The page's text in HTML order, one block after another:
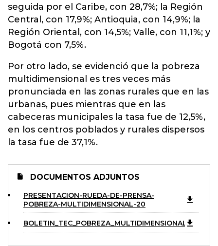
seguida por el Caribe, con 28,7%; la Región
Central, con 17,9%; Antioquia, con 14,9%; la
Región Oriental, con 14,5%; Valle, con 11,1%; y
Bogotá con 7,5%.
Por otro lado, se evidenció que la pobreza
multidimensional es tres veces más
pronunciada en las zonas rurales que en las
urbanas, pues mientras que en las
cabeceras municipales la tasa fue de 12,5%,
en los centros poblados y rurales dispersos
la tasa fue de 37,1%.
DOCUMENTOS ADJUNTOS
PRESENTACION-RUEDA-DE-PRENSA-
POBREZA-MULTIDIMENSIONAL-20
BOLETIN_TEC_POBREZA_MULTIDIMENSIONAL_20